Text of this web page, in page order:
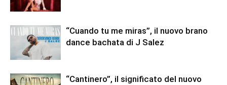
“Cuando tu me miras”, il nuovo brano
dance bachata di J Salez
“Cantinero”, il significato del nuovo